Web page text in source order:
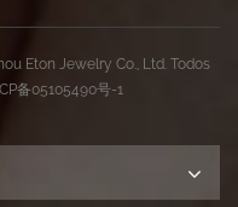
Eton Jewelry Co., Ltd. Todos
备05105490号-1